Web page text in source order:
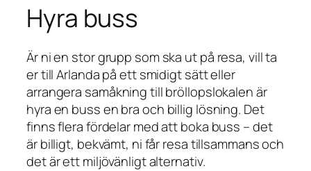
Hyra buss
Är ni en stor grupp som ska ut på resa, vill ta
er till Arlanda på ett smidigt sätt eller
arrangera samåkning till bröllopslokalen är
hyra en buss en bra och billig lösning. Det
finns flera fördelar med att boka buss – det
är billigt, bekvämt, ni får resa tillsammans och
det är ett miljövänligt alternativ.